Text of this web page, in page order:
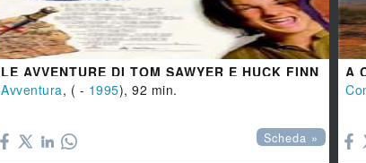
LE AVVENTURE DI TOM SAWYER E HUCK FINN
Avventura, ( - 1995), 92 min.
Scheda »
A